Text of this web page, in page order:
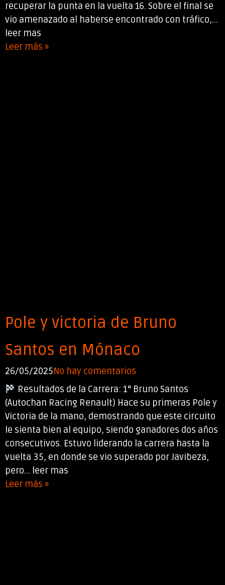
recuperar la punta en la vuelta 16. Sobre el final se
vio amenazado al haberse encontrado con tráfico,...
leer mas
Leer más »
Pole y victoria de Bruno
Santos en Mónaco
26/05/2025No hay comentarios
Resultados de la Carrera: 1° Bruno Santos
(Autochan Racing Renault) Hace su primeras Pole y
Victoria de la mano, demostrando que este circuito
le sienta bien al equipo, siendo ganadores dos años
consecutivos. Estuvo liderando la carrera hasta la
vuelta 35, en donde se vio superado por Javibeza,
pero... leer mas
Leer más »